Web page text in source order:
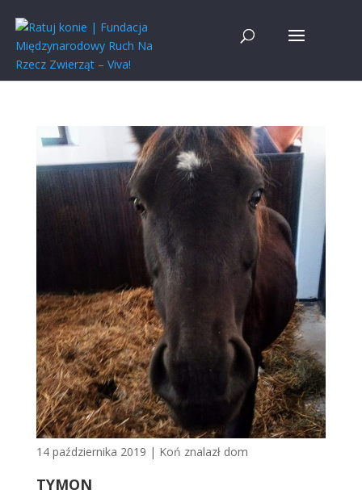
14 października 2019 | Koń znalazł dom
TYMON